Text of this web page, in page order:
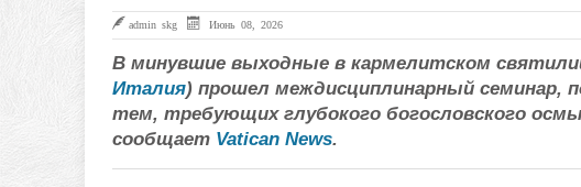
admin skg Июнь 08, 2026
В минувшие выходные в кармелитском
Италия) прошел междисциплинарный семинар,
тем, требующих глубокого богословского
сообщает Vatican News.